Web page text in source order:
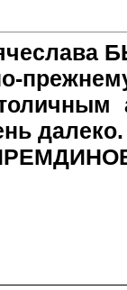
далеко.